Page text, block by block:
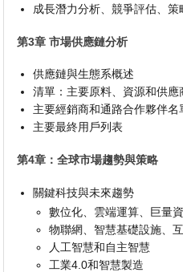
成長潛力分析、競爭評估、
第3章 市場供應鏈分析
供應鏈與生態系概述
清單：主要原料、資源和供應
主要經銷商和通路合作夥伴名
主要最終用戶列表
第4章：全球市場趨勢與策略
關鍵科技與未來趨勢
數位化、雲端運算、巨量
物聯網、智慧基礎設施、
人工智慧和自主智慧
工業4.0和智慧製造